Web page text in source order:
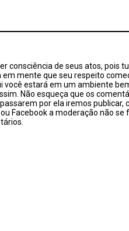
consciência de seus atos, pois
mente que seu respeito
você estará em um ambiente
Não esqueça que os
por ela iremos publicar,
Facebook a moderação não se